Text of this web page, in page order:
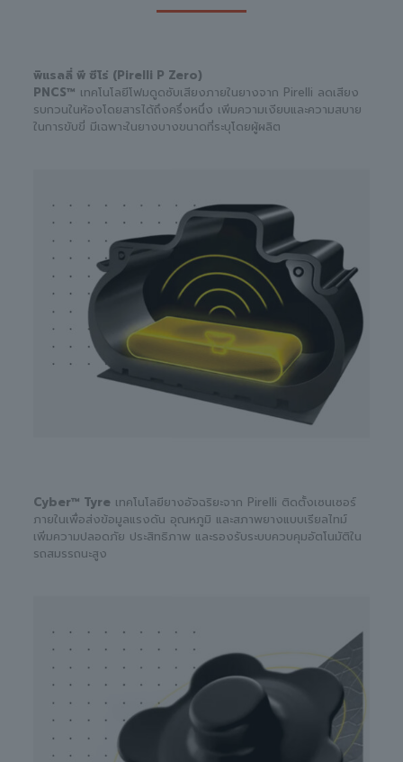
พิแรลลี่ พี ซีโร่ (Pirelli P Zero)
PNCS™ เทคโนโลยีโฟมดูดซับเสียงภายในยางจาก Pirelli ลดเสียง
รบกวนในห้องโดยสารได้ถึงครึ่งหนึ่ง เพิ่มความเงียบและความสบาย
ในการขับขี่ มีเฉพาะในยางบางขนาดที่ระบุโดยผู้ผลิต
Cyber™ Tyre เทคโนโลยียางอัจฉริยะจาก Pirelli ติดตั้งเซนเซอร์
ภายในเพื่อส่งข้อมูลแรงดัน อุณหภูมิ และสภาพยางแบบเรียลไทม์
เพิ่มความปลอดภัย ประสิทธิภาพ และรองรับระบบควบคุมอัตโนมัติใน
รถสมรรถนะสูง